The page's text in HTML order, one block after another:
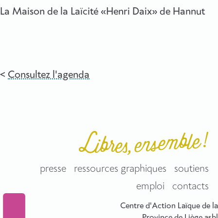
La Maison de la Laïcité «Henri Daix» de Hannut
Consultez l'agenda
presse ressources graphiques
soutiens
emploi
contacts
Centre d'Action Laïque de la